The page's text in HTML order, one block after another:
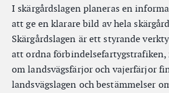
I skärgårdslagen planeras en
att ge en klarare bild av hela
Skärgårdslagen är ett styrande
att ordna förbindelsefartygstrafiken,
om landsvägsfärjor och vajerfärjor
landsvägslagen och bestämmelser